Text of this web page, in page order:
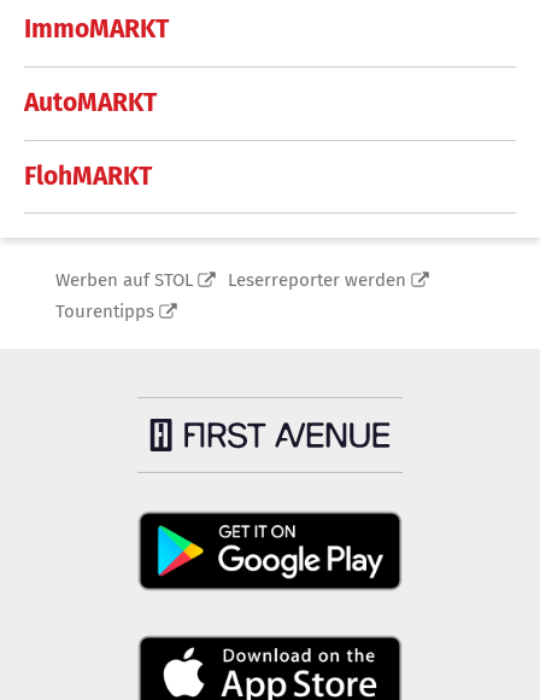
ImmoMARKT
AutoMARKT
FlohMARKT
Werben auf STOL
Leserreporter werden
Tourentipps